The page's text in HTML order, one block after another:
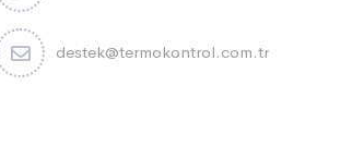
destek@termokontrol.com.tr